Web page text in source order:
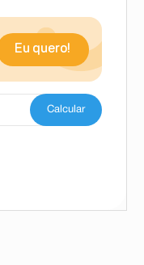
Eu quero!